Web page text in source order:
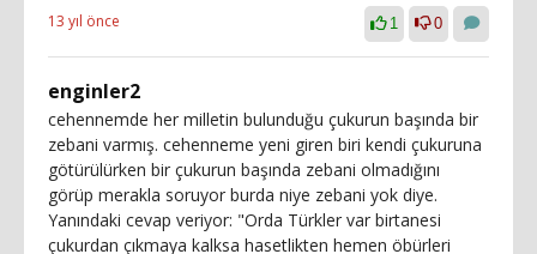
13 yıl önce 1 0
enginler2
cehennemde her milletin bulunduğu çukurun başında bir
zebani varmış. cehenneme yeni giren biri kendi çukuruna
götürülürken bir çukurun başında zebani olmadığını
görüp merakla soruyor burda niye zebani yok diye.
Yanındaki cevap veriyor: "Orda Türkler var birtanesi
çukurdan çıkmaya kalksa hasetlikten hemen öbürleri